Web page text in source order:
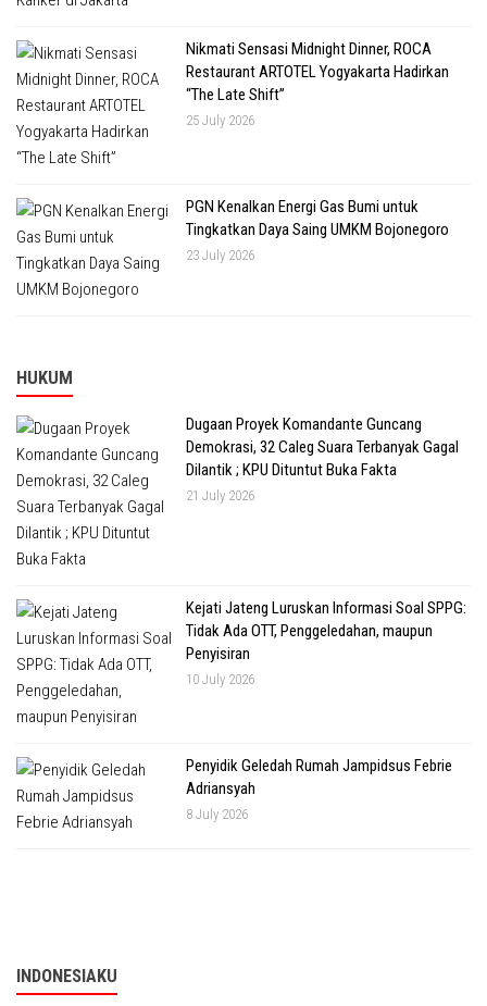
Nikmati Sensasi Midnight Dinner, ROCA
Restaurant ARTOTEL Yogyakarta Hadirkan
“The Late Shift”
25 July 2026
PGN Kenalkan Energi Gas Bumi untuk
Tingkatkan Daya Saing UMKM Bojonegoro
23 July 2026
HUKUM
Dugaan Proyek Komandante Guncang
Demokrasi, 32 Caleg Suara Terbanyak Gagal
Dilantik ; KPU Dituntut Buka Fakta
21 July 2026
Kejati Jateng Luruskan Informasi Soal SPPG:
Tidak Ada OTT, Penggeledahan, maupun
Penyisiran
10 July 2026
Penyidik Geledah Rumah Jampidsus Febrie
Adriansyah
8 July 2026
INDONESIAKU